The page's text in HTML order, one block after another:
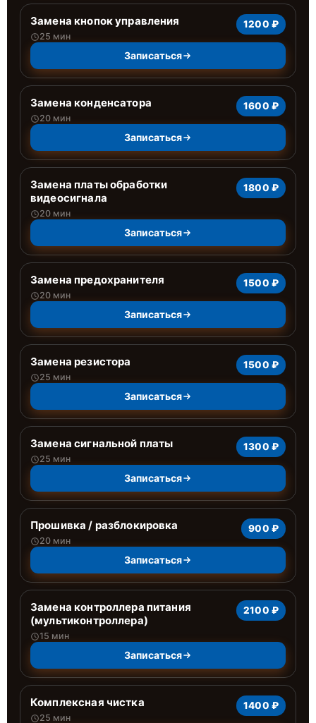
Замена кнопок управления
25 мин
1200 ₽
Записаться
Замена конденсатора
20 мин
1600 ₽
Записаться
Замена платы обработки
видеосигнала
20 мин
1800 ₽
Записаться
Замена предохранителя
20 мин
1500 ₽
Записаться
Замена резистора
25 мин
1500 ₽
Записаться
Замена сигнальной платы
25 мин
1300 ₽
Записаться
Прошивка / разблокировка
20 мин
900 ₽
Записаться
Замена контроллера питания
(мультиконтроллера)
15 мин
2100 ₽
Записаться
Комплексная чистка
25 мин
1400 ₽